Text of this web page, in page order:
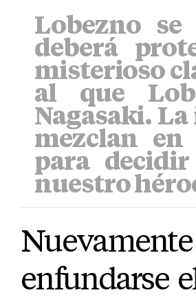
E
S
K
Y
Y
L
I
N
Lobezno
deberá
misterioso
al que
Nagasaki.
mezclan
para
nuestro
enfundarse